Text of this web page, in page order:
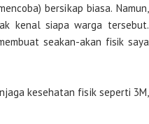
bersikap biasa. Namun,
kenal siapa warga tersebut.
seakan-akan fisik saya
kesehatan fisik seperti 3M,